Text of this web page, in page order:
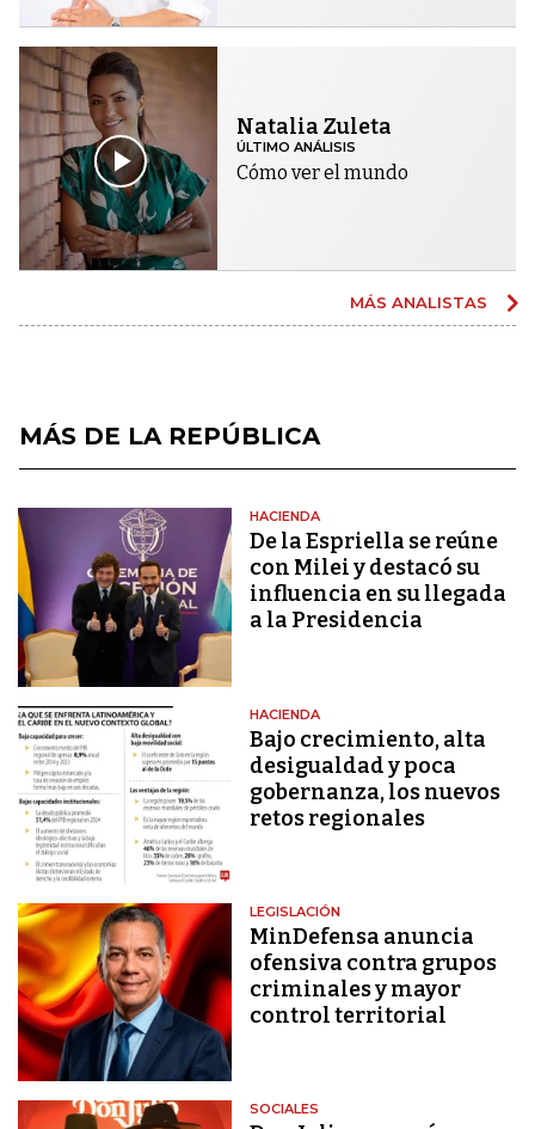
Natalia Zuleta
ÚLTIMO ANÁLISIS
Cómo ver el mundo
MÁS ANALISTAS
MÁS DE LA REPÚBLICA
HACIENDA
De la Espriella se reúne
con Milei y destacó su
influencia en su llegada
a la Presidencia
HACIENDA
Bajo crecimiento, alta
desigualdad y poca
gobernanza, los nuevos
retos regionales
LEGISLACIÓN
MinDefensa anuncia
ofensiva contra grupos
criminales y mayor
control territorial
SOCIALES